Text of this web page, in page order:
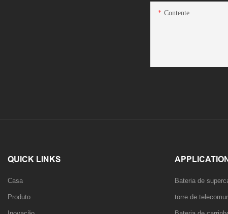
Contente
QUICK LINKS
Casa
Produto
APPLICATION
Bateria de
torre de